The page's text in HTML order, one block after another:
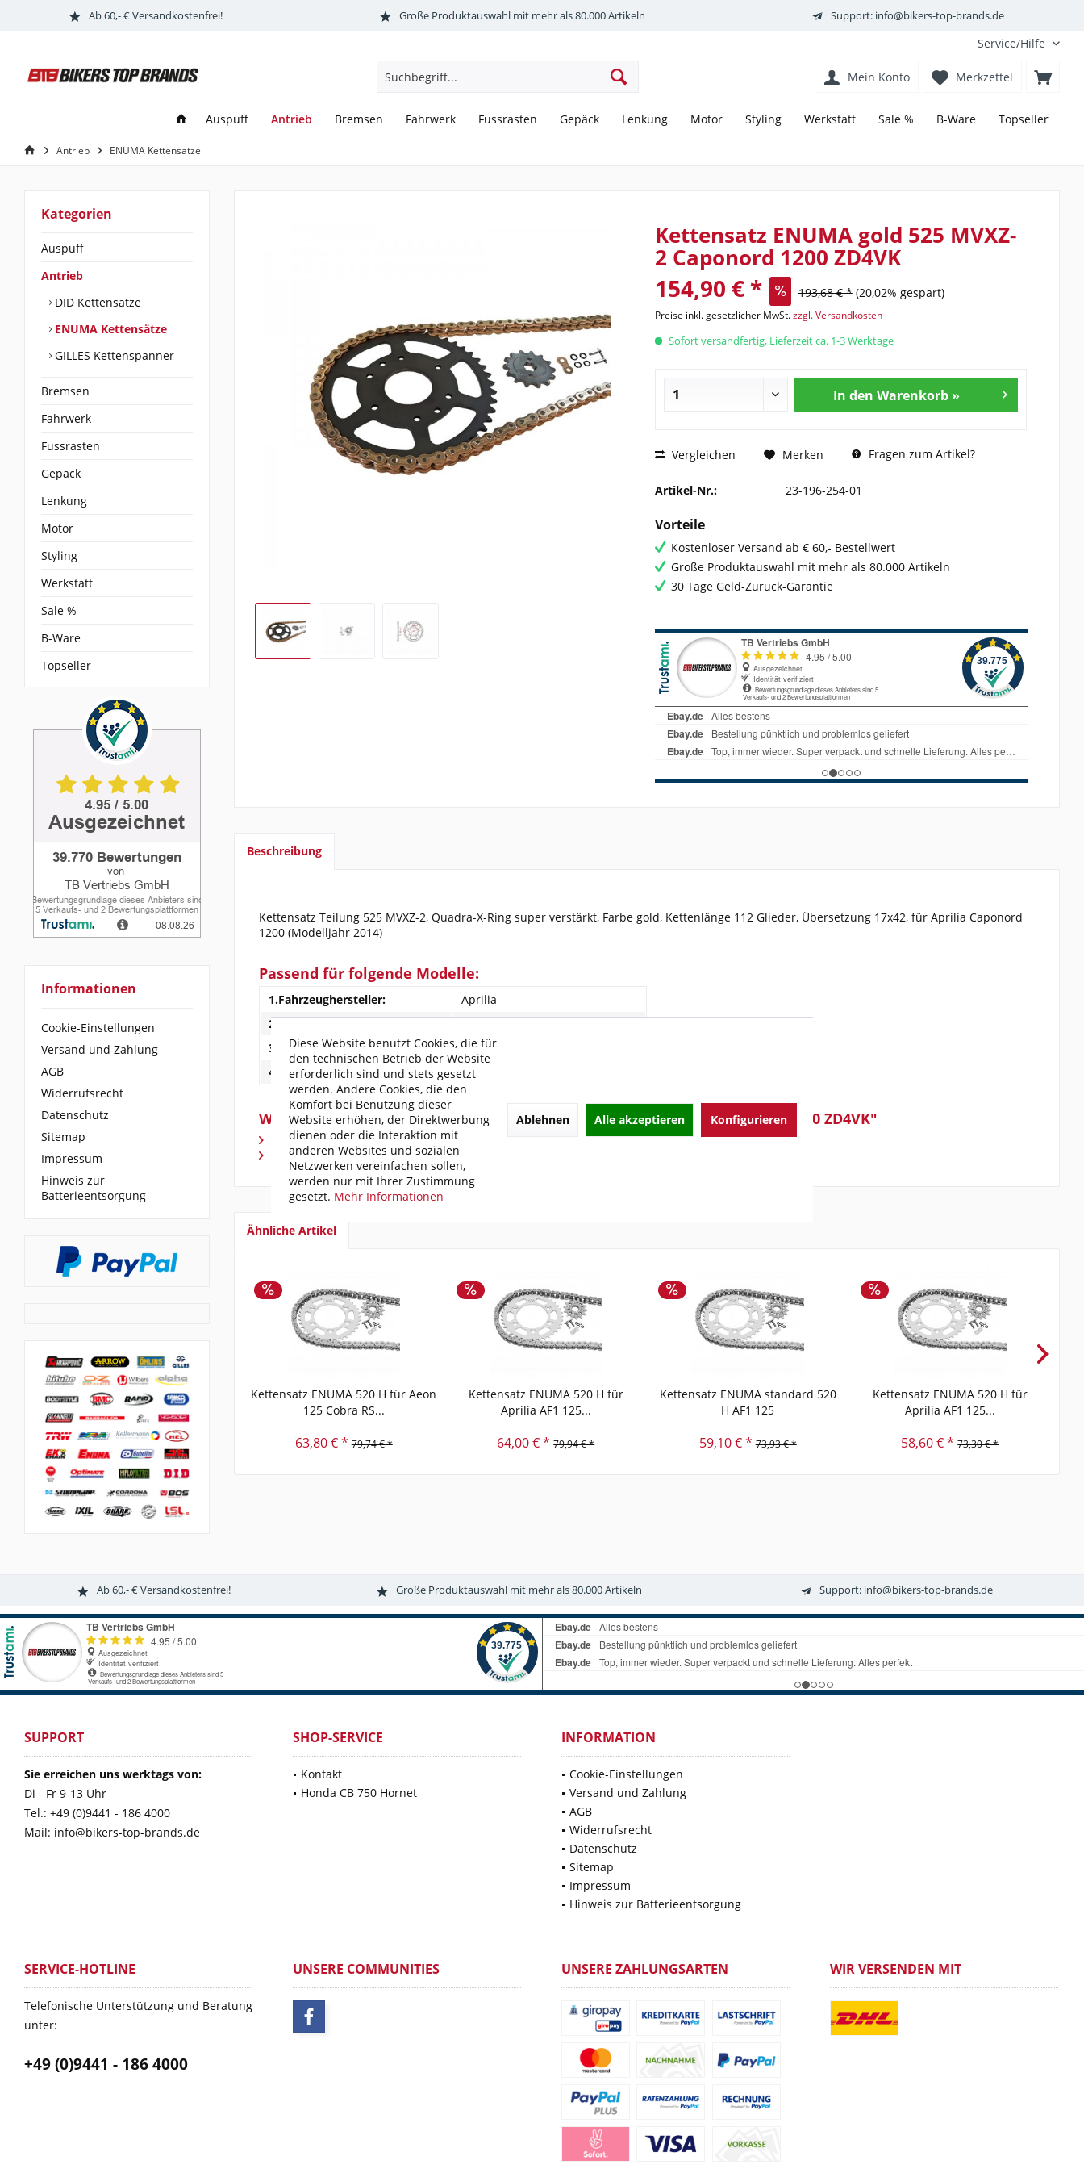
Ab 60,- € Versandkostenfrei! Große Produktauswahl mit mehr als 80.000 Artikeln Support: info@bikers-top-brands.de
Service/Hilfe
Merkzettel
Mein Konto
Auspuff Antrieb Bremsen Fahrwerk Fussrasten Gepäck Lenkung Motor Styling Werkstatt Sale % B-Ware Topseller
Antrieb ENUMA Kettensätze
Kategorien
Auspuff
Antrieb
DID Kettensätze
ENUMA Kettensätze
GILLES Kettenspanner
Bremsen
Fahrwerk
Fussrasten
Gepäck
Lenkung
Motor
Styling
Werkstatt
Sale %
B-Ware
Topseller
Informationen
Cookie-Einstellungen
Versand und Zahlung
AGB
Widerrufsrecht
Datenschutz
Sitemap
Impressum
Hinweis zur
Batterieentsorgung
Kettensatz ENUMA gold 525 MVXZ-
2 Caponord 1200 ZD4VK
154,90 € * 193,68 € * (20,02% gespart)
Preise inkl. gesetzlicher MwSt.zzgl. Versandkosten
Sofort versandfertig, Lieferzeit ca. 1-3 Werktage
In den Warenkorb »
Vergleichen Merken Fragen zum Artikel?
Artikel-Nr.: 23-196-254-01
Vorteile
Kostenloser Versand ab € 60,- Bestellwert
Große Produktauswahl mit mehr als 80.000 Artikeln
30 Tage Geld-Zurück-Garantie
Beschreibung
Kettensatz Teilung 525 MVXZ-2, Quadra-X-Ring super verstärkt, Farbe gold, Kettenlänge 112 Glieder, Übersetzung 17x42, für Aprilia Caponord
1200 (Modelljahr 2014)
Passend für folgende Modelle:
1.Fahrzeughersteller:
Aprilia
2.Modell:
3.Baujahr:
2014-2014
4.Typ:
ZD4VK
Weiterführende Links zu "Kettensatz ENUMA gold 525 MVXZ-2 Caponord 1200 ZD4VK"
Fragen zum Artikel?
Weitere Artikel von ENUMA
Ähnliche Artikel
Kettensatz ENUMA 520 H für Aeon
125 Cobra RS...
63,80 € * 79,74 € *
Kettensatz ENUMA 520 H für
Aprilia AF1 125...
64,00 € * 79,94 € *
Kettensatz ENUMA standard 520
H AF1 125
59,10 € * 73,93 € *
Kettensatz ENUMA 520 H für
Aprilia AF1 125...
58,60 € * 73,30 € *
Ab 60,- € Versandkostenfrei! Große Produktauswahl mit mehr als 80.000 Artikeln Support: info@bikers-top-brands.de
SUPPORT
Sie erreichen uns werktags von:
Di - Fr 9-13 Uhr
Tel.: +49 (0)9441 - 186 4000
Mail: info@bikers-top-brands.de
SHOP-SERVICE
Kontakt
Honda CB 750 Hornet
INFORMATION
Cookie-Einstellungen
Versand und Zahlung
AGB
Widerrufsrecht
Datenschutz
Sitemap
Impressum
Hinweis zur Batterieentsorgung
SERVICE-HOTLINE
Telefonische Unterstützung und Beratung
unter:
+49 (0)9441 - 186 4000
UNSERE COMMUNITIES UNSERE ZAHLUNGSARTEN WIR VERSENDEN MIT
Diese Website benutzt Cookies, die für
den technischen Betrieb der Website
erforderlich sind und stets gesetzt
werden. Andere Cookies, die den
Komfort bei Benutzung dieser
Website erhöhen, der Direktwerbung
dienen oder die Interaktion mit
anderen Websites und sozialen
Netzwerken vereinfachen sollen,
werden nur mit Ihrer Zustimmung
gesetzt. Mehr Informationen
Ablehnen Alle akzeptieren Konfigurieren